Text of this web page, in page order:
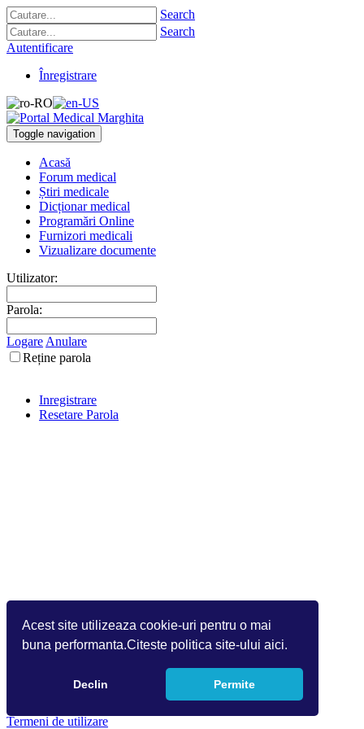
Acest site utilizeaza cookie-uri pentru o mai
buna performanta.Citeste politica site-ului aici.
Declin Permite
Search
Search
Autentificare
Înregistrare
Toggle navigation
Acasă
Forum medical
Știri medicale
Dicționar medical
Programări Online
Furnizori medicali
Vizualizare documente
Utilizator:
Parola:
Logare Anulare
Reține parola
Inregistrare
Resetare Parola
Termeni de utilizare